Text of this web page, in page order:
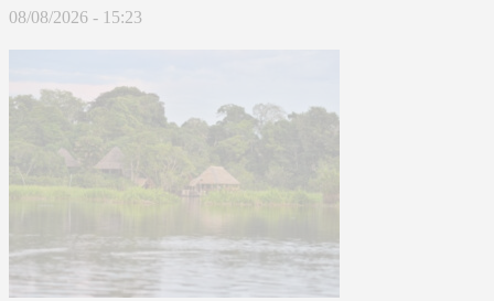
08/08/2026 - 15:23